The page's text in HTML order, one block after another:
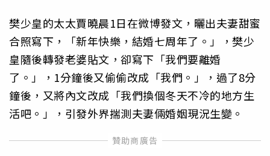
樊少皇的太太賈曉晨1日在微博發文，曬出夫妻甜蜜
合照寫下，「新年快樂，結婚七周年了。」，樊少
皇隨後轉發老婆貼文，卻寫下「我們要離婚
了。」，1分鐘後又偷偷改成「我們。」，過了8分
鐘後，又將內文改成「我們換個冬天不冷的地方生
活吧。」，引發外界揣測夫妻倆婚姻現況生變。